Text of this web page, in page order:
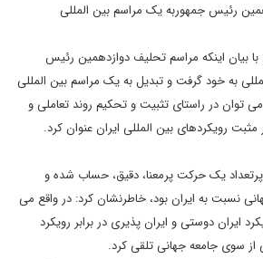
رئیس جمهوربه یک مراسم بین المللی
بیان اینکه مراسم تحلیف دوازدهمین رئیس
به خود گرفت و تبدیل به یک مراسم بین المللی
می توان در راستای تثبیت و تحکیم روند تعاملی و
مثبت رویکردهای بین المللی ایران عنوان کرد.
یک حرکت پرمعنا، دقیق، حساب شده و
نسبت به ایران بود، خاطرنشان کرد: در واقع می
ایران دوستی و ایران پذیری در برابر رویکرد
از سوی جامعه جهانی تلقی کرد.